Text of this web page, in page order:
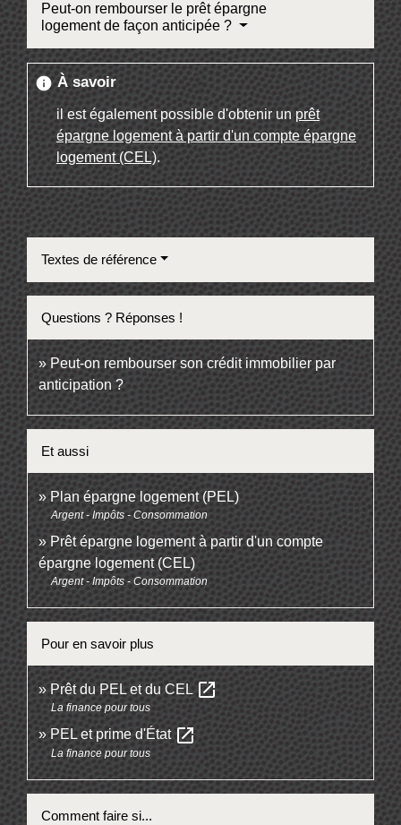
Peut-on rembourser le prêt épargne
logement de façon anticipée ?
infoÀ savoir
il est également possible d'obtenir unprêt
épargne logement à partir d'un compte épargne
logement (CEL).
Textes de référence
Questions ? Réponses !
Peut-on rembourser son crédit immobilier par
anticipation ?
Et aussi
Plan épargne logement (PEL)
Argent - Impôts - Consommation
Prêt épargne logement à partir d'un compte
épargne logement (CEL)
Argent - Impôts - Consommation
Pour en savoir plus
Prêt du PEL et du CELopen_in_new
La finance pour tous
PEL et prime d'Étatopen_in_new
La finance pour tous
Comment faire si...